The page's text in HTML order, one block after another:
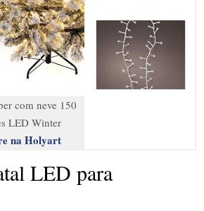
com neve 150
LED Winter
na Holyart
LED para